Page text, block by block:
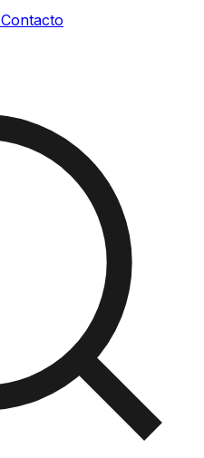
Contacto